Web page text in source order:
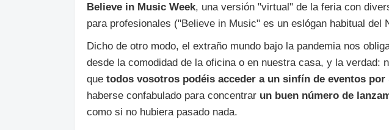
Believe in Music Week, una versión "virtual" de la feria con
para profesionales ("Believe in Music" es un eslógan habitual del
Dicho de otro modo, el extraño mundo bajo la pandemia nos
desde la comodidad de la oficina o en nuestra casa, y la verdad:
que todos vosotros podéis acceder a un sinfín de eventos por
haberse confabulado para concentrar un buen número de
como si no hubiera pasado nada.